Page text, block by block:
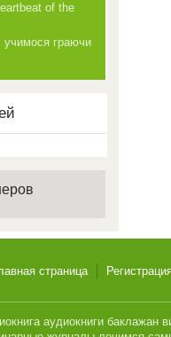
of the
граючи
страница
аудиокниги баклажан